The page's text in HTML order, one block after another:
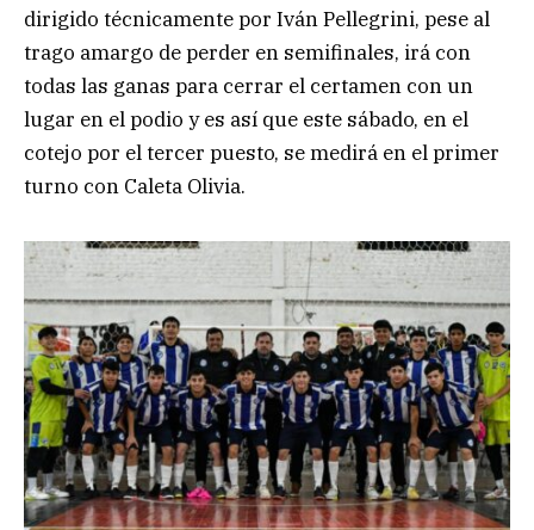
dirigido técnicamente por Iván Pellegrini, pese al
trago amargo de perder en semifinales, irá con
todas las ganas para cerrar el certamen con un
lugar en el podio y es así que este sábado, en el
cotejo por el tercer puesto, se medirá en el primer
turno con Caleta Olivia.